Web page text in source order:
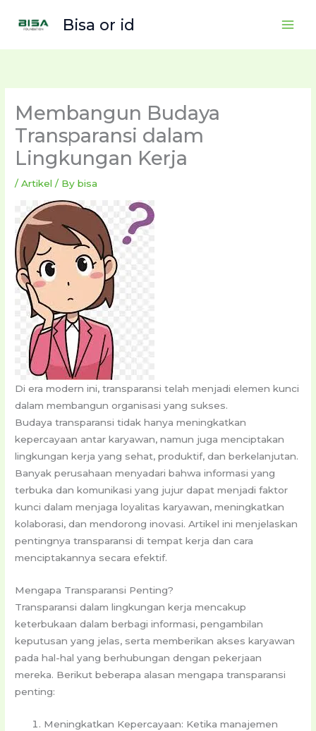
Bisa or id
Membangun Budaya
Transparansi dalam
Lingkungan Kerja
/Artikel / Bybisa
Di era modern ini, transparansi telah menjadi elemen kunci
dalam membangun organisasi yang sukses.
Budaya transparansi tidak hanya meningkatkan
kepercayaan antar karyawan, namun juga menciptakan
lingkungan kerja yang sehat, produktif, dan berkelanjutan.
Banyak perusahaan menyadari bahwa informasi yang
terbuka dan komunikasi yang jujur ​​dapat menjadi faktor
kunci dalam menjaga loyalitas karyawan, meningkatkan
kolaborasi, dan mendorong inovasi. Artikel ini menjelaskan
pentingnya transparansi di tempat kerja dan cara
menciptakannya secara efektif.
Mengapa Transparansi Penting?
Transparansi dalam lingkungan kerja mencakup
keterbukaan dalam berbagi informasi, pengambilan
keputusan yang jelas, serta memberikan akses karyawan
pada hal-hal yang berhubungan dengan pekerjaan
mereka. Berikut beberapa alasan mengapa transparansi
penting:
Meningkatkan Kepercayaan: Ketika manajemen